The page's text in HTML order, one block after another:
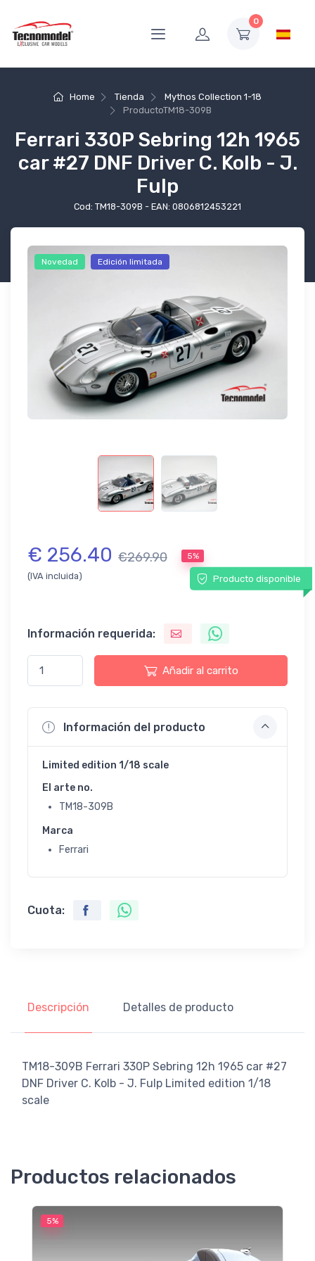
0
Home Tienda
Mythos Collection 1-18
ProductoTM18-309B
Ferrari 330P Sebring 12h 1965
car #27 DNF Driver C. Kolb - J.
Fulp
Cod: TM18-309B - EAN: 0806812453221
Novedad Edición limitada
€ 256.40 €269.90 5%
(IVA incluida) Producto disponible
Información requerida:
Añadir al carrito
Información del producto
Limited edition 1/18 scale
El arte no.
TM18-309B
Marca
Ferrari
Cuota:
Descripción Detalles de producto
TM18-309B Ferrari 330P Sebring 12h 1965 car #27
DNF Driver C. Kolb - J. Fulp Limited edition 1/18
scale
Productos relacionados
5%